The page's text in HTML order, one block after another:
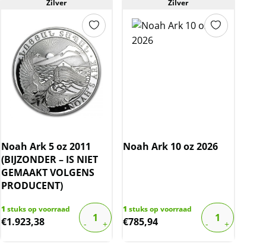
Zilver
Noah Ark 5 oz 2011
(BIJZONDER – IS NIET
GEMAAKT VOLGENS
PRODUCENT)
1 stuks op voorraad
€1.923,38
Zilver
Noah Ark 10 oz 2026
1 stuks op voorraad
€785,94